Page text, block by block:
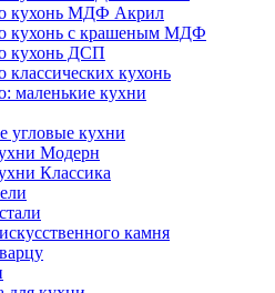
кухонь МДФ Акрил
кухонь с крашеным МДФ
кухонь ДСП
классических кухонь
маленькие кухни
угловые кухни
Модерн
Классика
камня